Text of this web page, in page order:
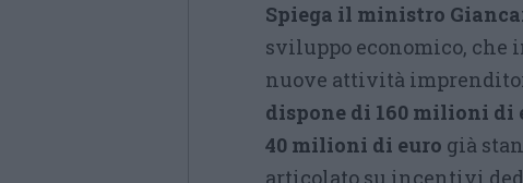
Spiega il ministro
sviluppo economico, che
nuove attività
dispone di 160 milioni
40 milioni di euro già
articolato su incentivi